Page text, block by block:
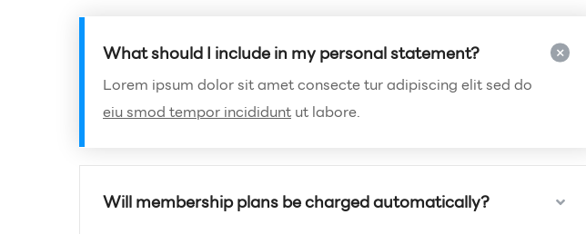
What should I include in my personal statement?
Lorem ipsum dolor sit amet consecte tur adipiscing elit sed do
eiu smod tempor incididunt ut labore.
Will membership plans be charged automatically?